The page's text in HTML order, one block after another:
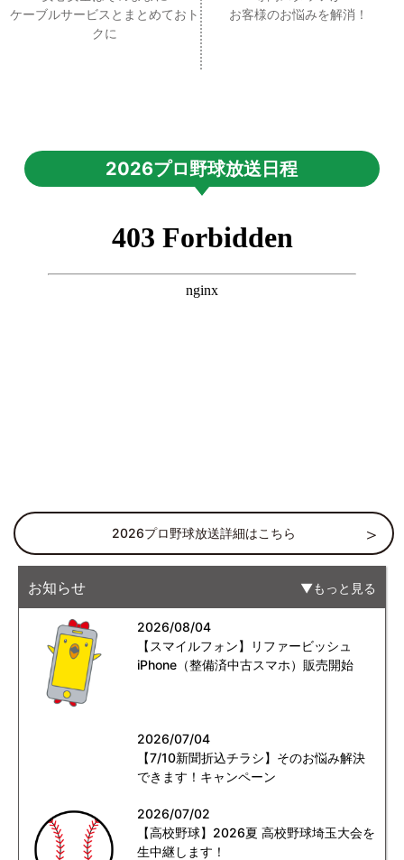
ケーブルサービスとまとめておト
クに
お客様のお悩みを解消！
2026プロ野球放送日程
2026プロ野球放送詳細はこちら
お知らせ もっと見る
2026/08/04
【スマイルフォン】リファービッシュ
iPhone（整備済中古スマホ）販売開始
2026/07/04
【7/10新聞折込チラシ】そのお悩み解決
できます！キャンペーン
2026/07/02
【高校野球】2026夏 高校野球埼玉大会を
生中継します！